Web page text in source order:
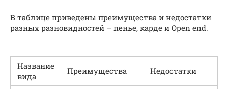
В таблице приведены преимущества и недостатки
разных разновидностей – пенье, карде и Open end.
Название
вида
Преимущества Недостатки